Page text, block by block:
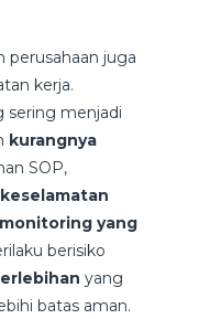
perusahaan juga
kerja.
sering menjadi
kurangnya
SOP,
yang
berisiko
yang
batas aman.